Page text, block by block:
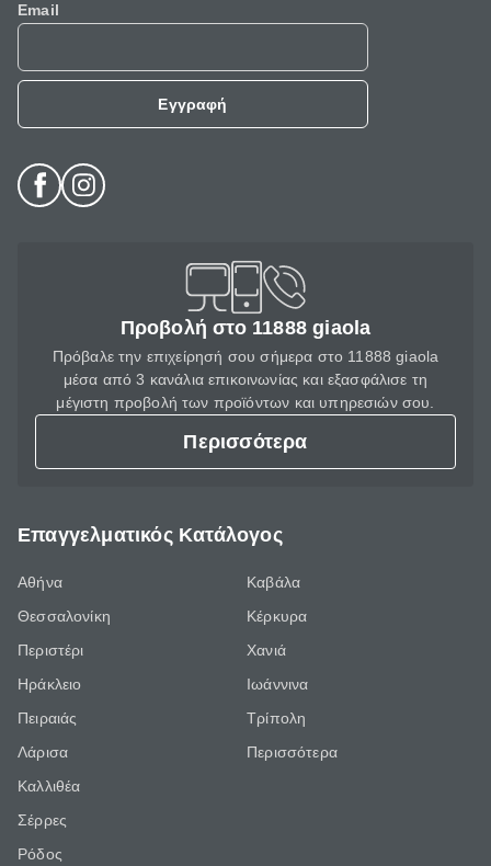
Email
Εγγραφή
Προβολή στο 11888 giaola
Πρόβαλε την επιχείρησή σου σήμερα στο 11888 giaola
μέσα από 3 κανάλια επικοινωνίας και εξασφάλισε τη
μέγιστη προβολή των προϊόντων και υπηρεσιών σου.
Περισσότερα
Επαγγελματικός Κατάλογος
Αθήνα
Θεσσαλονίκη
Περιστέρι
Ηράκλειο
Πειραιάς
Λάρισα
Καλλιθέα
Σέρρες
Ρόδος
Καβάλα
Κέρκυρα
Χανιά
Ιωάννινα
Τρίπολη
Περισσότερα